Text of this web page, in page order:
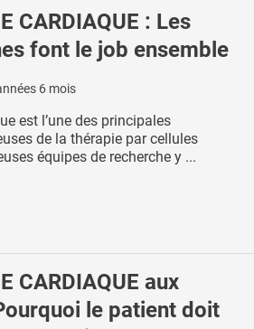
CARDIAQUE : Les
font le job ensemble
6 mois
est l’une des principales
de la thérapie par cellules
équipes de recherche y ...
CARDIAQUE aux
le patient doit